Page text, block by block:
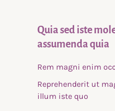
Quia sed iste
assumenda quia
Rem magni enim
Reprehenderit ut
illum iste quo